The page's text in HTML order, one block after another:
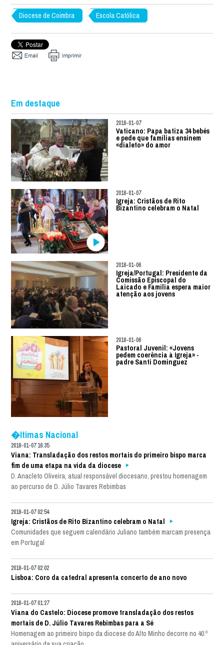
Diocese de Coimbra Escola Católica
Em destaque
2018-01-07
Vaticano: Papa batiza 34 bebés
e pede que famílias ensinem
«dialeto» do amor
2018-01-07
Igreja: Cristãos de Rito
Bizantino celebram o Natal
2018-01-06
Igreja/Portugal: Presidente da
Comissão Episcopal do
Laicado e Família espera maior
atenção aos jovens
2018-01-06
Pastoral Juvenil: «Jovens
pedem coerência à Igreja» -
padre Santi Dominguez
�ltimas Nacional
2018-01-07 16:35
Viana: Transladação dos restos mortais do primeiro bispo marca
fim de uma etapa na vida da diocese
D. Anacleto Oliveira, atual responsável diocesano, prestou homenagem
ao percurso de D. Júlio Tavares Rebimbas
2018-01-07 02:54
Igreja: Cristãos de Rito Bizantino celebram o Natal
Comunidades que seguem calendário Juliano também marcam presença
em Portugal
2018-01-07 02:02
Lisboa: Coro da catedral apresenta concerto de ano novo
2018-01-07 01:27
Viana do Castelo: Diocese promove transladação dos restos
mortais de D. Júlio Tavares Rebimbas para a Sé
Homenagem ao primeiro bispo da diocese do Alto Minho decorre no 40.º